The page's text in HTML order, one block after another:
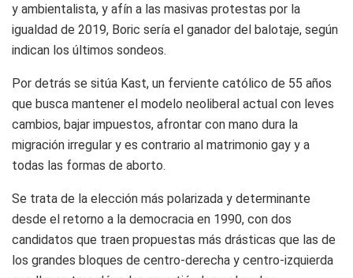
y ambientalista, y afín a las masivas protestas por la
igualdad de 2019, Boric sería el ganador del balotaje, según
indican los últimos sondeos.
Por detrás se sitúa Kast, un ferviente católico de 55 años
que busca mantener el modelo neoliberal actual con leves
cambios, bajar impuestos, afrontar con mano dura la
migración irregular y es contrario al matrimonio gay y a
todas las formas de aborto.
Se trata de la elección más polarizada y determinante
desde el retorno a la democracia en 1990, con dos
candidatos que traen propuestas más drásticas que las de
los grandes bloques de centro-derecha y centro-izquierda